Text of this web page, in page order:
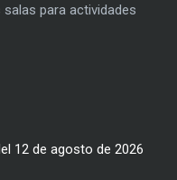
para actividades
12 de agosto de 2026